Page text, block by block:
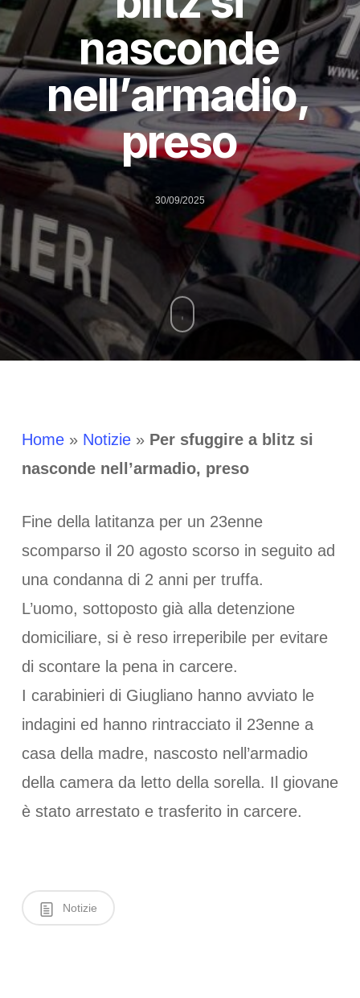
nasconde
nell’armadio,
preso
30/09/2025
Home» Notizie» Per sfuggire a blitz si
nasconde nell’armadio, preso
Fine della latitanza per un 23enne
scomparso il 20 agosto scorso in seguito ad
una condanna di 2 anni per truffa.
L’uomo, sottoposto già alla detenzione
domiciliare, si è reso irreperibile per evitare
di scontare la pena in carcere.
I carabinieri di Giugliano hanno avviato le
indagini ed hanno rintracciato il 23enne a
casa della madre, nascosto nell’armadio
della camera da letto della sorella. Il giovane
è stato arrestato e trasferito in carcere.
Notizie